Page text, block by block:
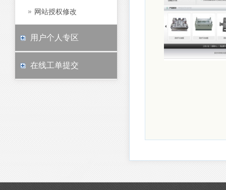
网站授权修改
用户个人专区
在线工单提交